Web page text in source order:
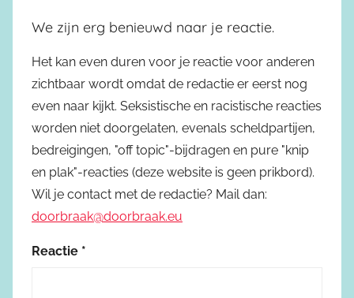
We zijn erg benieuwd naar je reactie.
Het kan even duren voor je reactie voor anderen
zichtbaar wordt omdat de redactie er eerst nog
even naar kijkt. Seksistische en racistische reacties
worden niet doorgelaten, evenals scheldpartijen,
bedreigingen, "off topic"-bijdragen en pure "knip
en plak"-reacties (deze website is geen prikbord).
Wil je contact met de redactie? Mail dan:
doorbraak@doorbraak.eu
Reactie *